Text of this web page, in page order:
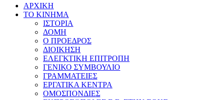
ΑΡΧΙΚΗ
ΤΟ ΚΙΝΗΜΑ
ΙΣΤΟΡΙΑ
ΔΟΜΗ
Ο ΠΡΟΕΔΡΟΣ
ΔΙΟΙΚΗΣΗ
ΕΛΕΓΚΤΙΚΗ ΕΠΙΤΡΟΠΗ
ΓΕΝΙΚΟ ΣΥΜΒΟΥΛΙΟ
ΓΡΑΜΜΑΤΕΙΕΣ
ΕΡΓΑΤΙΚΑ ΚΕΝΤΡΑ
ΟΜΟΣΠΟΝΔΙΕΣ